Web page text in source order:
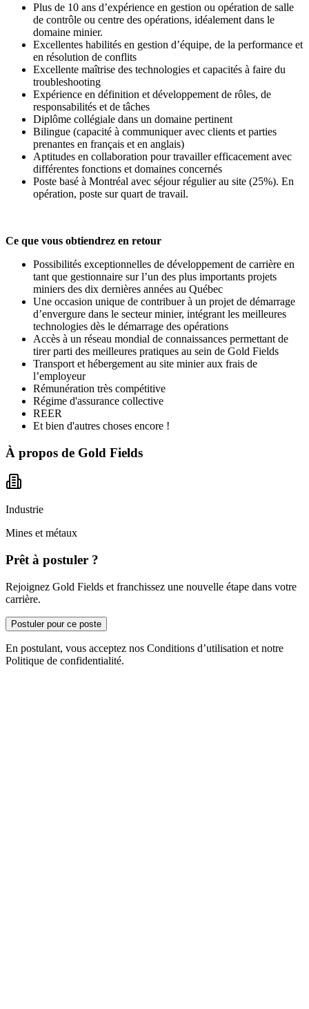
Plus de 10 ans d’expérience en gestion ou opération de salle
de contrôle ou centre des opérations, idéalement dans le
domaine minier.
Excellentes habilités en gestion d’équipe, de la performance et
en résolution de conflits
Excellente maîtrise des technologies et capacités à faire du
troubleshooting
Expérience en définition et développement de rôles, de
responsabilités et de tâches
Diplôme collégiale dans un domaine pertinent
Bilingue (capacité à communiquer avec clients et parties
prenantes en français et en anglais)
Aptitudes en collaboration pour travailler efficacement avec
différentes fonctions et domaines concernés
Poste basé à Montréal avec séjour régulier au site (25%). En
opération, poste sur quart de travail.
Ce que vous obtiendrez en retour
Possibilités exceptionnelles de développement de carrière en
tant que gestionnaire sur l’un des plus importants projets
miniers des dix dernières années au Québec
Une occasion unique de contribuer à un projet de démarrage
d’envergure dans le secteur minier, intégrant les meilleures
technologies dès le démarrage des opérations
Accès à un réseau mondial de connaissances permettant de
tirer parti des meilleures pratiques au sein de Gold Fields
Transport et hébergement au site minier aux frais de
l’employeur
Rémunération très compétitive
Régime d'assurance collective
REER
Et bien d'autres choses encore !
À propos de Gold Fields
Industrie
Mines et métaux
Prêt à postuler ?
Rejoignez Gold Fields et franchissez une nouvelle étape dans votre
carrière.
Postuler pour ce poste
En postulant, vous acceptez nos Conditions d’utilisation et notre
Politique de confidentialité.